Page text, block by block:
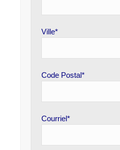
Ville*
Code Postal*
Courriel*